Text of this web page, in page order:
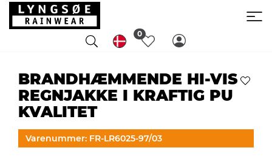
0
BRANDHÆMMENDE HI-VIS
REGNJAKKE I KRAFTIG PU
KVALITET
Varenummer: FR-LR6025-97/03